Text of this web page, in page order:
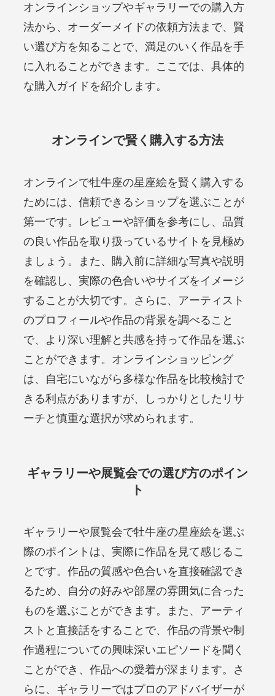
オンラインショップやギャラリーでの購入方
法から、オーダーメイドの依頼方法まで、賢
い選び方を知ることで、満足のいく作品を手
に入れることができます。ここでは、具体的
な購入ガイドを紹介します。
オンラインで賢く購入する方法
オンラインで牡牛座の星座絵を賢く購入する
ためには、信頼できるショップを選ぶことが
第一です。レビューや評価を参考にし、品質
の良い作品を取り扱っているサイトを見極め
ましょう。また、購入前に詳細な写真や説明
を確認し、実際の色合いやサイズをイメージ
することが大切です。さらに、アーティスト
のプロフィールや作品の背景を調べること
で、より深い理解と共感を持って作品を選ぶ
ことができます。オンラインショッピング
は、自宅にいながら多様な作品を比較検討で
きる利点がありますが、しっかりとしたリサ
ーチと慎重な選択が求められます。
ギャラリーや展覧会での選び方のポイン
ト
ギャラリーや展覧会で牡牛座の星座絵を選ぶ
際のポイントは、実際に作品を見て感じるこ
とです。作品の質感や色合いを直接確認でき
るため、自分の好みや部屋の雰囲気に合った
ものを選ぶことができます。また、アーティ
ストと直接話をすることで、作品の背景や制
作過程についての興味深いエピソードを聞く
ことができ、作品への愛着が深まります。さ
らに、ギャラリーではプロのアドバイザーが